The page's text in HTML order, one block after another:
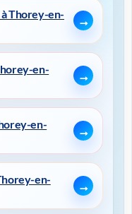
Thorey-en-
en-
en-
en-